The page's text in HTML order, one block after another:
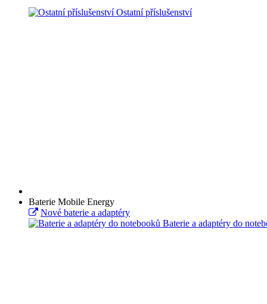
Ostatní příslušenství
Baterie Mobile Energy
Nové baterie a adaptéry
Baterie a adaptéry do